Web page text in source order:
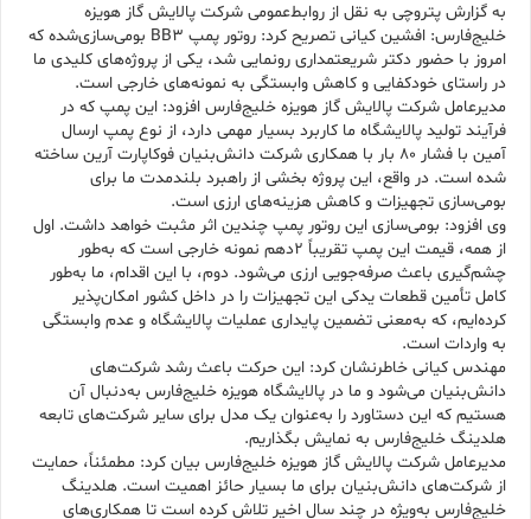
به گزارش پتروچی به نقل از روابط‌عمومی شرکت پالایش گاز هویزه
خلیج‌فارس: افشین کیانی تصریح کرد: روتور پمپ BB3 بومی‌سازی‌شده که
امروز با حضور دکتر شریعتمداری رونمایی شد، یکی از پروژه‌های کلیدی ما
در راستای خودکفایی و کاهش وابستگی به نمونه‌های خارجی است.
مدیرعامل شرکت پالایش گاز هویزه خلیج‌فارس افزود: این پمپ که در
فرآیند تولید پالایشگاه ما کاربرد بسیار مهمی دارد، از نوع پمپ ارسال
آمین با فشار ۸۰ بار با همکاری شرکت دانش‌بنیان فوکاپارت آرین ساخته
شده است. در واقع، این پروژه بخشی از راهبرد بلندمدت ما برای
بومی‌سازی تجهیزات و کاهش هزینه‌های ارزی است.
وی افزود: بومی‌سازی این روتور پمپ چندین اثر مثبت خواهد داشت. اول
از همه، قیمت این پمپ تقریباً ۲دهم نمونه خارجی است که به‌طور
چشم‌گیری باعث صرفه‌جویی ارزی می‌شود. دوم، با این اقدام، ما به‌طور
کامل تأمین قطعات یدکی این تجهیزات را در داخل کشور امکان‌پذیر
کرده‌ایم، که به‌معنی تضمین پایداری عملیات پالایشگاه و عدم وابستگی
به واردات است.
مهندس کیانی خاطرنشان کرد: این حرکت باعث رشد شرکت‌های
دانش‌بنیان می‌شود و ما در پالایشگاه هویزه خلیج‌فارس به‌دنبال آن
هستیم که این دستاورد را به‌عنوان یک مدل برای سایر شرکت‌های تابعه
هلدینگ خلیج‌فارس به نمایش بگذاریم.
مدیرعامل شرکت پالایش گاز هویزه خلیج‌فارس بیان کرد: مطمئناً، حمایت
از شرکت‌های دانش‌بنیان برای ما بسیار حائز اهمیت است. هلدینگ
خلیج‌فارس به‌ویژه در چند سال اخیر تلاش کرده است تا همکاری‌های